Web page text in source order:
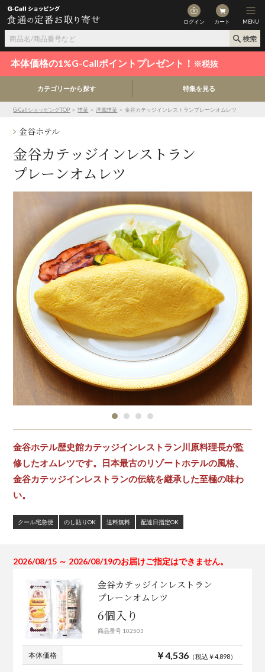
ログイン カート MENU
本体価格の1%G-Callポイントプレゼント！ ※税抜
カテゴリーから探す 特集を見る
G-CallショッピングTOP ＞惣菜 ＞洋風惣菜 ＞ 金谷カテッジインレストランプレーンオムレツ
金谷ホテル
金谷カテッジインレストラン
プレーンオムレツ
金谷ホテル歴史館カテッジインレストラン川原料理長が監
修したオムレツです。日本最古のリゾートホテルの風格、
金谷カテッジインレストランの伝統を継承した至極の味わ
い。
クール宅急便 のし貼りOK 送料無料 配達日指定OK
2026/08/15 ～ 2026/08/19のお届けご指定はできません。
金谷カテッジインレストラン
プレーンオムレツ
6個入り
商品番号 102503
本体価格 ￥4,536（税込￥4,898）